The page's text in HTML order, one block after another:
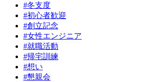
#冬支度
#初心者歓迎
#創立記念
#女性エンジニア
#就職活動
#帰宅訓練
#想い
#懇親会